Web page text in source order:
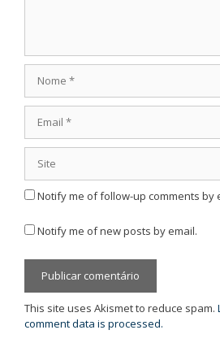
Notify me of follow-up comments by
Notify me of new posts by email.
This site uses Akismet to reduce spam.
comment data is processed.